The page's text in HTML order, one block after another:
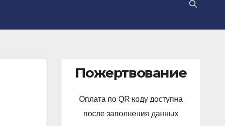
Пожертвование
Оплата по QR коду доступна
после заполнения данных